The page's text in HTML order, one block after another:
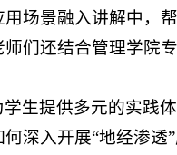
场景融入讲解中，
们还结合管理学院
生提供多元的实践
深入开展“地经渗透